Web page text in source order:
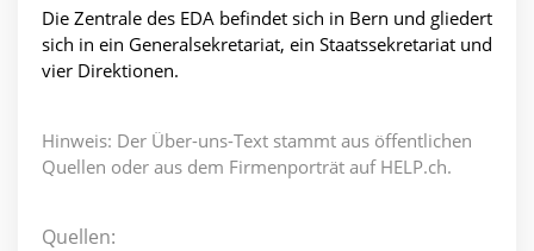
Die Zentrale des EDA befindet sich in Bern und gliedert
sich in ein Generalsekretariat, ein Staatssekretariat und
vier Direktionen.
Hinweis: Der Über-uns-Text stammt aus öffentlichen
Quellen oder aus dem Firmenporträt auf HELP.ch.
Quellen: